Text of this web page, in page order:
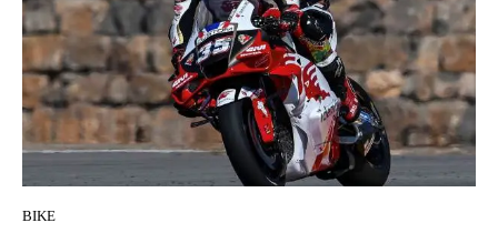
BIKE